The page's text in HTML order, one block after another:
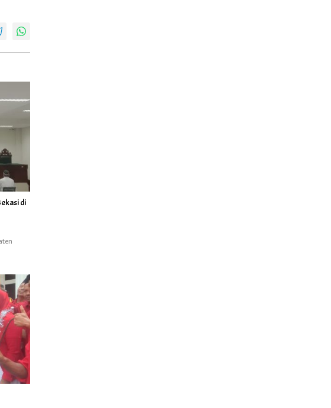
di